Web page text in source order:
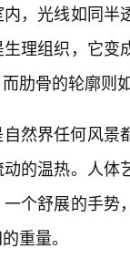
，光线如同
理组织，它
肋骨的轮廓则
然界任何风景
的温热。人
个舒展的手
重量。